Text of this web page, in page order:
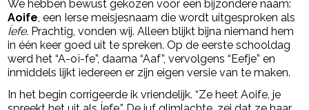
We hebben bewust gekozen voor een bijzondere naam:
Aoife, een Ierse meisjesnaam die wordt uitgesproken als
Íefe. Prachtig, vonden wij. Alleen blijkt bijna niemand hem
in één keer goed uit te spreken. Op de eerste schooldag
werd het “A-oï-fe”, daarna “Aaf”, vervolgens “Eefje” en
inmiddels lijkt iedereen er zijn eigen versie van te maken.
In het begin corrigeerde ik vriendelijk. “Ze heet Aoife, je